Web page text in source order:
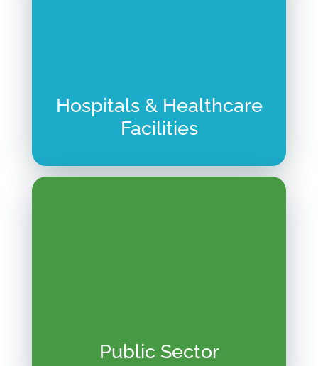
Hospitals & Healthcare
Facilities
Public Sector